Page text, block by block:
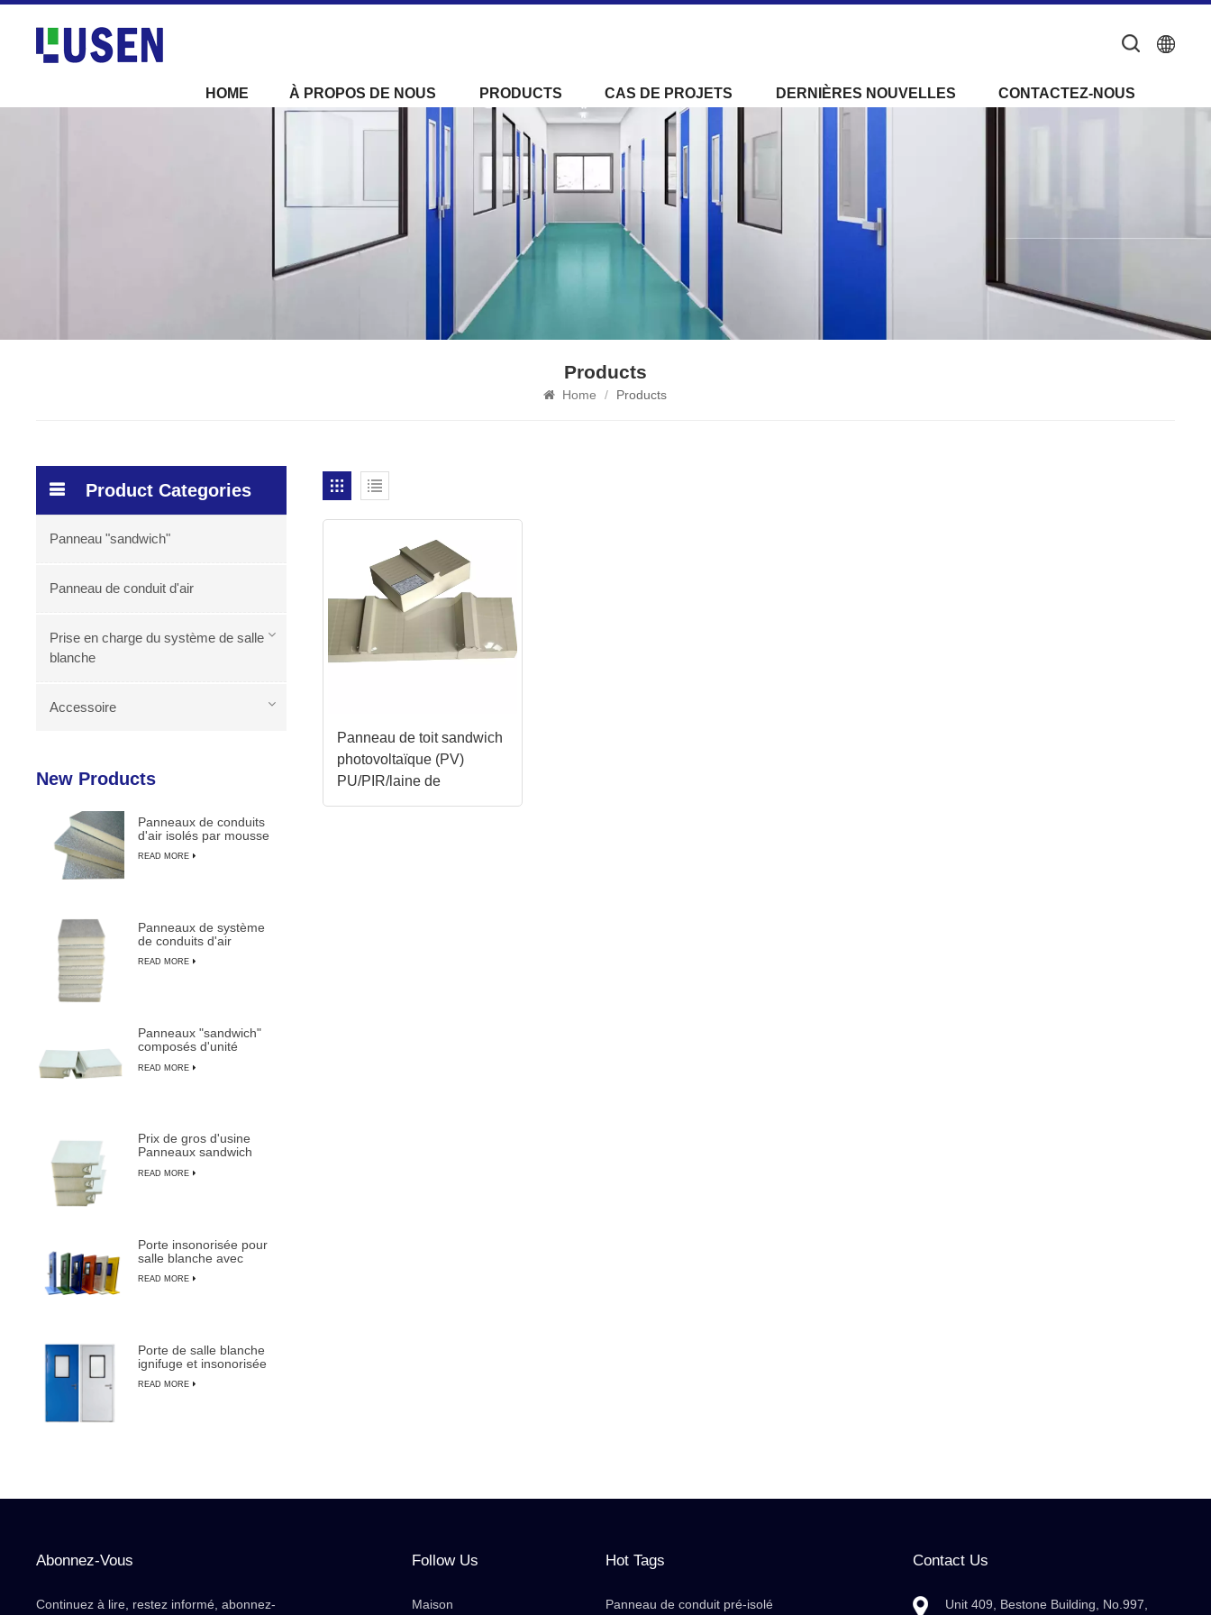
HOME À PROPOS DE NOUS PRODUCTS CAS DE PROJETS DERNIÈRES NOUVELLES CONTACTEZ-NOUS
Products
Home / Products
Panneau de toit sandwich
photovoltaïque (PV)
PU/PIR/laine de
roche/laine de verre 950R
Product Categories
Panneau "sandwich"
Panneau de conduit d'air
Prise en charge du système de salle
blanche
Accessoire
New Products
Panneaux de conduits
d'air isolés par mousse
READ MORE
Panneaux de système
de conduits d'air
mousse PU composite
READ MORE
Panneaux "sandwich"
composés d'unité
imperméables
READ MORE
Prix de gros d'usine
Panneaux sandwich
durables de LUSEN
READ MORE
Porte insonorisée pour
salle blanche avec
pour la fabrication de
READ MORE
Porte de salle blanche
ignifuge et insonorisée
commande manuelle
READ MORE
Abonnez-Vous
Continuez à lire, restez informé, abonnez-
Follow Us
Maison
Hot Tags
Panneau de conduit pré-isolé
Contact Us
Unit 409, Bestone Building, No.997,